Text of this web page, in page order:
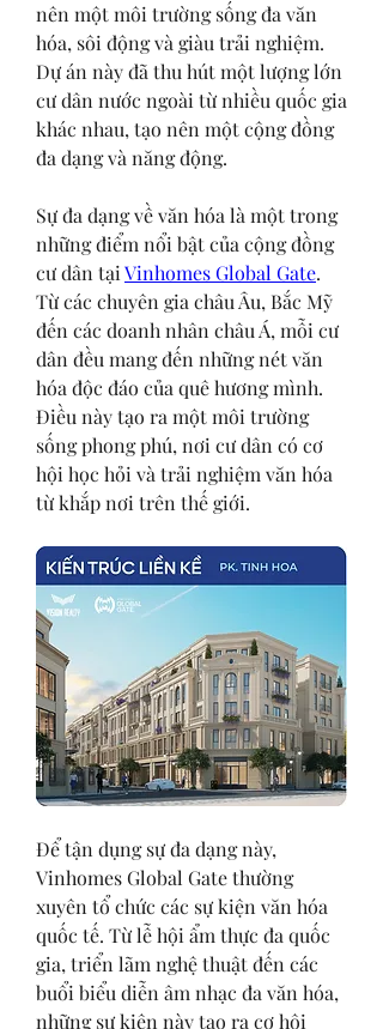
nên một môi trường sống đa văn
hóa, sôi động và giàu trải nghiệm.
Dự án này đã thu hút một lượng lớn
cư dân nước ngoài từ nhiều quốc gia
khác nhau, tạo nên một cộng đồng
đa dạng và năng động.
Sự đa dạng về văn hóa là một trong
những điểm nổi bật của cộng đồng
cư dân tại Vinhomes Global Gate.
Từ các chuyên gia châu Âu, Bắc Mỹ
đến các doanh nhân châu Á, mỗi cư
dân đều mang đến những nét văn
hóa độc đáo của quê hương mình.
Điều này tạo ra một môi trường
sống phong phú, nơi cư dân có cơ
hội học hỏi và trải nghiệm văn hóa
từ khắp nơi trên thế giới.
Để tận dụng sự đa dạng này,
Vinhomes Global Gate thường
xuyên tổ chức các sự kiện văn hóa
quốc tế. Từ lễ hội ẩm thực đa quốc
gia, triển lãm nghệ thuật đến các
buổi biểu diễn âm nhạc đa văn hóa,
những sự kiện này tạo ra cơ hội